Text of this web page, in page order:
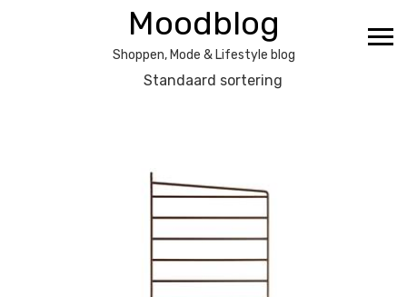
Moodblog
Shoppen, Mode & Lifestyle blog